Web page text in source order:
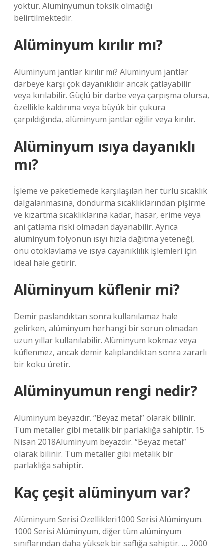
yoktur. Alüminyumun toksik olmadığı
belirtilmektedir.
Alüminyum kırılır mı?
Alüminyum jantlar kırılır mı? Alüminyum jantlar
darbeye karşı çok dayanıklıdır ancak çatlayabilir
veya kırılabilir. Güçlü bir darbe veya çarpışma olursa,
özellikle kaldırıma veya büyük bir çukura
çarpıldığında, alüminyum jantlar eğilir veya kırılır.
Alüminyum ısıya dayanıklı
mı?
İşleme ve paketlemede karşılaşılan her türlü sıcaklık
dalgalanmasına, dondurma sıcaklıklarından pişirme
ve kızartma sıcaklıklarına kadar, hasar, erime veya
ani çatlama riski olmadan dayanabilir. Ayrıca
alüminyum folyonun ısıyı hızla dağıtma yeteneği,
onu otoklavlama ve ısıya dayanıklılık işlemleri için
ideal hale getirir.
Alüminyum küflenir mi?
Demir paslandıktan sonra kullanılamaz hale
gelirken, alüminyum herhangi bir sorun olmadan
uzun yıllar kullanılabilir. Alüminyum kokmaz veya
küflenmez, ancak demir kalıplandıktan sonra zararlı
bir koku üretir.
Alüminyumun rengi nedir?
Alüminyum beyazdır. “Beyaz metal” olarak bilinir.
Tüm metaller gibi metalik bir parlaklığa sahiptir. 15
Nisan 2018Alüminyum beyazdır. “Beyaz metal”
olarak bilinir. Tüm metaller gibi metalik bir
parlaklığa sahiptir.
Kaç çeşit alüminyum var?
Alüminyum Serisi Özellikleri1000 Serisi Alüminyum.
1000 Serisi Alüminyum, diğer tüm alüminyum
sınıflarından daha yüksek bir saflığa sahiptir. … 2000